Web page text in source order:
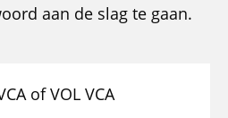
aan de slag te gaan.
of VOL VCA